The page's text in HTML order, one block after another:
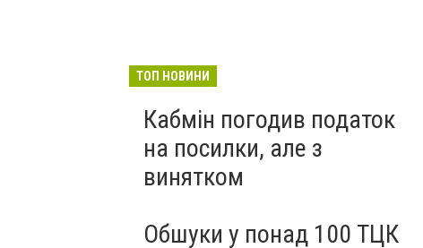
ТОП НОВИНИ
Кабмін погодив податок
на посилки, але з
винятком
Обшуки у понад 100 ТЦК